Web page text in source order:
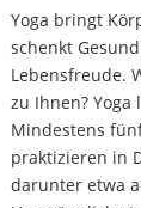
Yoga bringt
schenkt
Lebensfreude.
zu Ihnen?
Mindestens
praktizieren in
darunter etwa